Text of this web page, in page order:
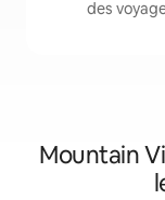
des
Mountain